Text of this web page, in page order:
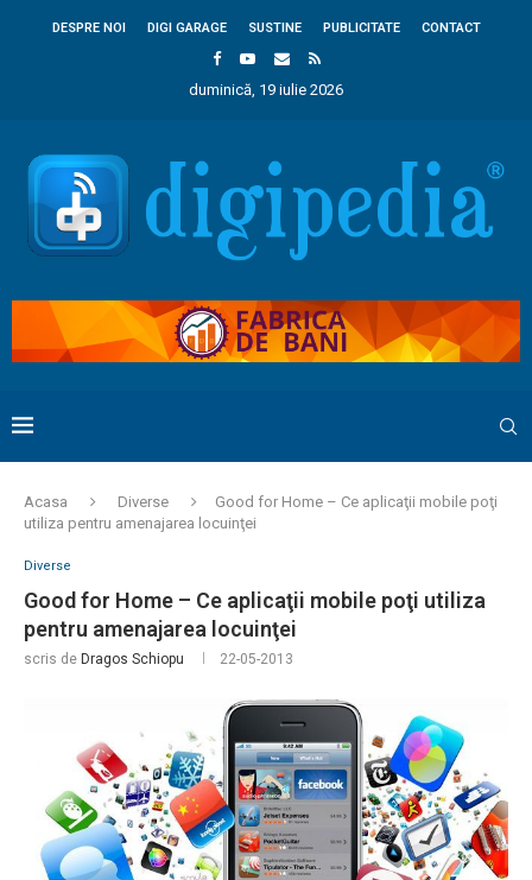
DESPRE NOI DIGI GARAGE SUSTINE PUBLICITATE CONTACT
duminică, 19 iulie 2026
Acasa Diverse
Good for Home – Ce aplicaţii mobile poţi
utiliza pentru amenajarea locuinţei
Diverse
Good for Home – Ce aplicaţii mobile poţi utiliza
pentru amenajarea locuinţei
scris de Dragos Schiopu 22-05-2013